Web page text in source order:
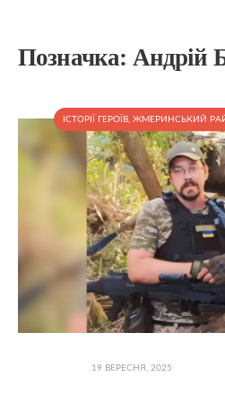
Позначка: Андрій
ІСТОРІЇ ГЕРОЇВ, ЖМЕРИНСЬКИЙ
19 ВЕРЕСНЯ, 2025